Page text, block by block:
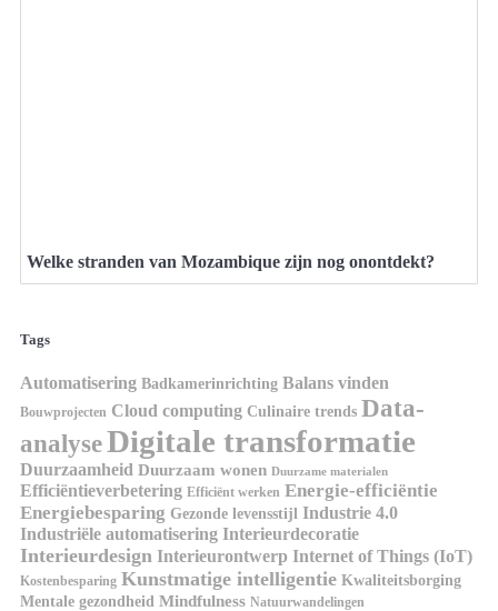
Welke stranden van Mozambique zijn nog onontdekt?
Tags
Automatisering Badkamerinrichting Balans vinden
Bouwprojecten Cloud computing Culinaire trends Data-
analyseDigitale transformatie
Duurzaamheid Duurzaam wonen Duurzame materialen
Efficiëntieverbetering Efficiënt werken Energie-efficiëntie
Energiebesparing Gezonde levensstijl Industrie 4.0
Industriële automatisering Interieurdecoratie
Interieurdesign Interieurontwerp Internet of Things (IoT)
Kostenbesparing Kunstmatige intelligentie Kwaliteitsborging
Mentale gezondheid Mindfulness Natuurwandelingen